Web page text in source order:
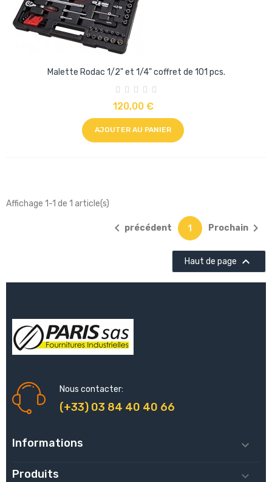
Malette Rodac 1/2" et 1/4" coffret de 101 pcs.
120,00 €
AJOUTER AU PANIER
Affichage 1-1 de 1 article(s)
 précédent 1 Prochain 
Haut de page 
Nous contacter:
(+33) 03 84 40 40 66
Informations 
Produits 